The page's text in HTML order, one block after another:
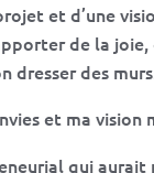
et d’une
de la
dresser des
et ma
qui